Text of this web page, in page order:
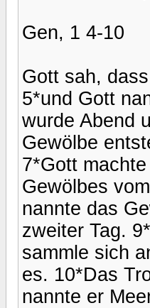
Gen, 1 4-10
Gott sah,
5*und Gott
wurde Abend
Gewölbe
7*Gott
Gewölbes
nannte das
zweiter Tag.
sammle sich
es. 10*Das
nannte er